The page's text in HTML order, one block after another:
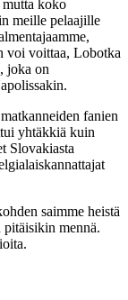
koko
meille pelaajille
voi voittaa, Lobotka
, joka on
fanien
yhtäkkiä kuin
Slovakiasta
saimme heistä
mennä.